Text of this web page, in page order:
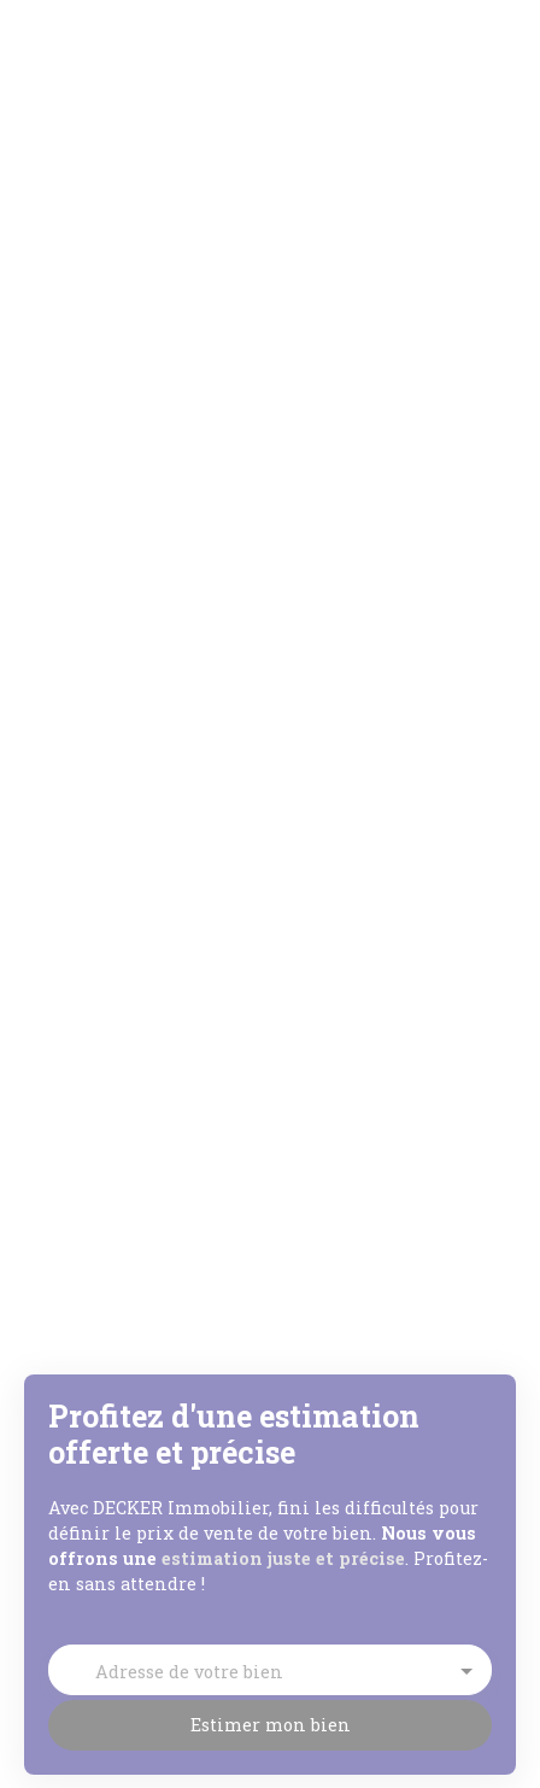
Profitez d'une estimation
offerte et précise
Avec DECKER Immobilier, fini les difficultés pour
définir le prix de vente de votre bien. Nous vous
offrons une estimation juste et précise . Profitez-
en sans attendre !
Adresse de votre bien
Estimer mon bien